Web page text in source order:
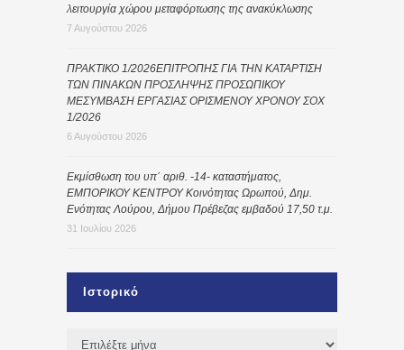
λειτουργία χώρου μεταφόρτωσης της ανακύκλωσης
7 Αυγούστου 2026
ΠΡΑΚΤΙΚΟ 1/2026ΕΠΙΤΡΟΠΗΣ ΓΙΑ ΤΗΝ ΚΑΤΑΡΤΙΣΗ
ΤΩΝ ΠΙΝΑΚΩΝ ΠΡΟΣΛΗΨΗΣ ΠΡΟΣΩΠΙΚΟΥ
ΜΕΣΥΜΒΑΣΗ ΕΡΓΑΣΙΑΣ ΟΡΙΣΜΕΝΟΥ ΧΡΟΝΟΥ ΣΟΧ
1/2026
6 Αυγούστου 2026
Εκμίσθωση του υπ΄ αριθ. -14- καταστήματος,
ΕΜΠΟΡΙΚΟΥ ΚΕΝΤΡΟΥ Κοινότητας Ωρωπού, Δημ.
Ενότητας Λούρου, Δήμου Πρέβεζας εμβαδού 17,50 τ.μ.
31 Ιουλίου 2026
Ιστορικό
Ιστορικό